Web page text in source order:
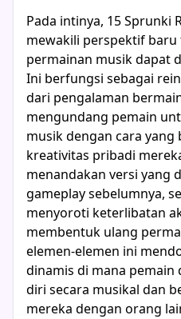
Pada intinya, 15 Sprunki
mewakili perspektif
permainan musik dapat
Ini berfungsi sebagai
dari pengalaman
mengundang pemain
musik dengan cara yang
kreativitas pribadi
menandakan versi yang
gameplay sebelumnya,
menyoroti keterlibatan
membentuk ulang
elemen-elemen ini
dinamis di mana
diri secara musikal dan
mereka dengan orang